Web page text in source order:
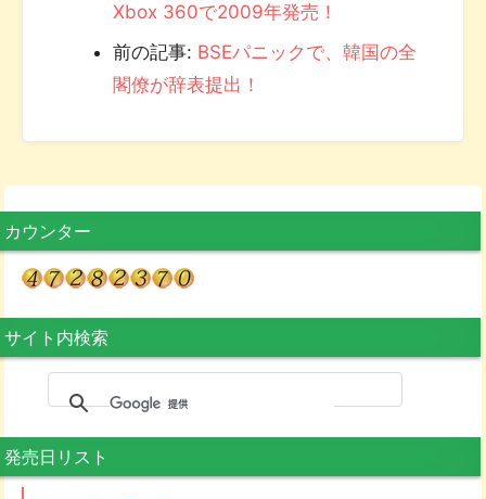
Xbox 360で2009年発売！
前の記事: BSEパニックで、韓国の全
閣僚が辞表提出！
カウンター
サイト内検索
発売日リスト